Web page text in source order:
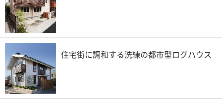
住宅街に調和する洗練の都市型ログハウス